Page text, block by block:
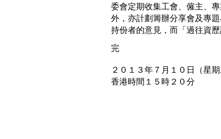
委會定期收集工會、僱主、
外，亦計劃籌辦分享會及專
持份者的意見，而「過往資
完
２０１３年７月１０日（星
香港時間１５時２０分